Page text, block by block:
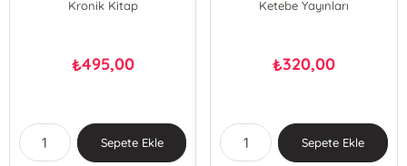
Kronik Kitap
₺495,00
Sepete Ekle
Ketebe Yayınları
₺320,00
Sepete Ekle